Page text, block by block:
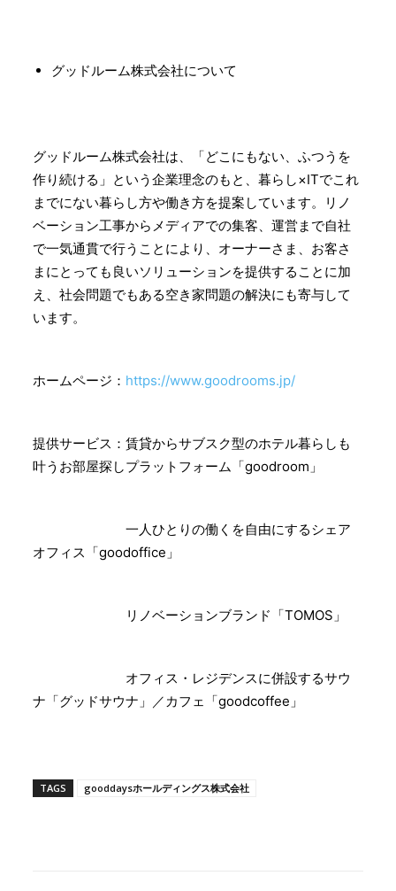
グッドルーム株式会社について
グッドルーム株式会社は、「どこにもない、ふつうを
作り続ける」という企業理念のもと、暮らし×ITでこれ
までにない暮らし方や働き方を提案しています。リノ
ベーション工事からメディアでの集客、運営まで自社
で一気通貫で行うことにより、オーナーさま、お客さ
まにとっても良いソリューションを提供することに加
え、社会問題でもある空き家問題の解決にも寄与して
います。
ホームページ： https://www.goodrooms.jp/
提供サービス：賃貸からサブスク型のホテル暮らしも
叶うお部屋探しプラットフォーム「goodroom」
一人ひとりの働くを自由にするシェア
オフィス「goodoffice」
リノベーションブランド「TOMOS」
オフィス・レジデンスに併設するサウ
ナ「グッドサウナ」／カフェ「goodcoffee」
TAGS gooddaysホールディングス株式会社